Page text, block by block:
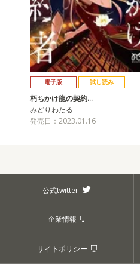
電子版 試し読み
朽ちかけ龍の契約…
みどりわたる
発売日：2023.01.16
公式twitter
企業情報
サイトポリシー